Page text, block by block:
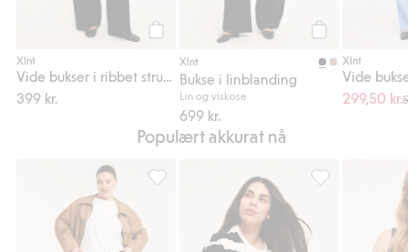
Xlnt
399 kr.
Xlnt
Bukse i linblanding
Lin og viskose
699 kr.
Xlnt
Vide
299,50 kr.
Populært akkurat nå
Wide jeans high waist, Legg til i favoriter
Oversize T-